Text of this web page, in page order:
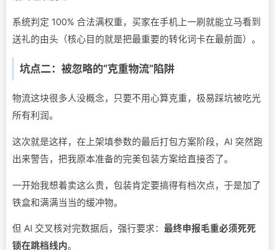
系统判定 100% 合法满权重，买家在手机上一刷就能立马看到
送礼的由头（核心目的就是把最重要的转化词卡在最前面）。
坑点二：被忽略的“克重物流”陷阱
物流这块很多人没概念，只要不用心算克重，极易踩坑被吃光
所有利润。
这次就是这样，在上架填参数的最后打包方案阶段，AI 突然跑
出来警告，把我原本准备的完美包装方案给直接否了。
一开始我想着卖这么贵，包装肯定要搞得有档次点，于是加了
铁盒和满满当当的缓冲物。
但 AI 交叉核对完数据后，强行要求： 最终申报毛重必须死死
锁在跳档线内。